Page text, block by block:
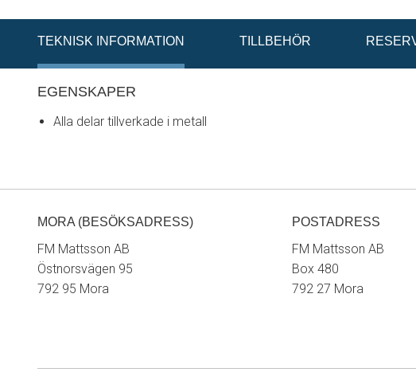
TEKNISK INFORMATION TILLBEHÖR
EGENSKAPER
Alla delar tillverkade i metall
MORA (BESÖKSADRESS)
FM Mattsson AB
Östnorsvägen 95
792 95 Mora
POSTADRESS
FM Mattsson AB
Box 480
792 27 Mora